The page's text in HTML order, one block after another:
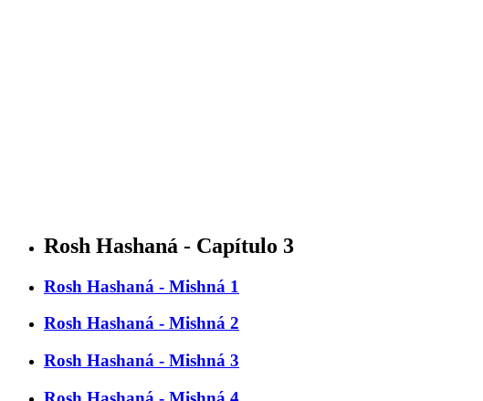
Rosh Hashaná - Capítulo 3
Rosh Hashaná - Mishná 1
Rosh Hashaná - Mishná 2
Rosh Hashaná - Mishná 3